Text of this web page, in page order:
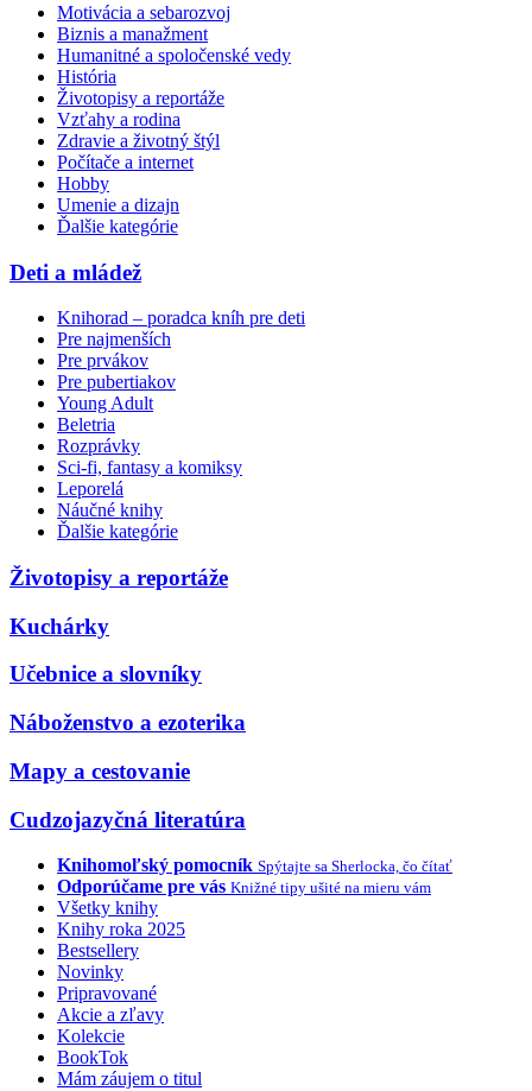
Motivácia a sebarozvoj
Biznis a manažment
Humanitné a spoločenské vedy
História
Životopisy a reportáže
Vzťahy a rodina
Zdravie a životný štýl
Počítače a internet
Hobby
Umenie a dizajn
Ďalšie kategórie
Deti a mládež
Knihorad – poradca kníh pre deti
Pre najmenších
Pre prvákov
Pre pubertiakov
Young Adult
Beletria
Rozprávky
Sci-fi, fantasy a komiksy
Leporelá
Náučné knihy
Ďalšie kategórie
Životopisy a reportáže
Kuchárky
Učebnice a slovníky
Náboženstvo a ezoterika
Mapy a cestovanie
Cudzojazyčná literatúra
Knihomoľský pomocník Spýtajte sa Sherlocka, čo čítať
Odporúčame pre vás Knižné tipy ušité na mieru vám
Všetky knihy
Knihy roka 2025
Bestsellery
Novinky
Pripravované
Akcie a zľavy
Kolekcie
BookTok
Mám záujem o titul